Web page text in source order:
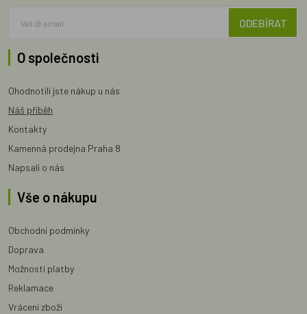
ODEBÍRAT
O společnosti
Ohodnotili jste nákup u nás
Náš příběh
Kontakty
Kamenná prodejna Praha 8
Napsali o nás
Vše o nákupu
Obchodní podmínky
Doprava
Možnosti platby
Reklamace
Vrácení zboží